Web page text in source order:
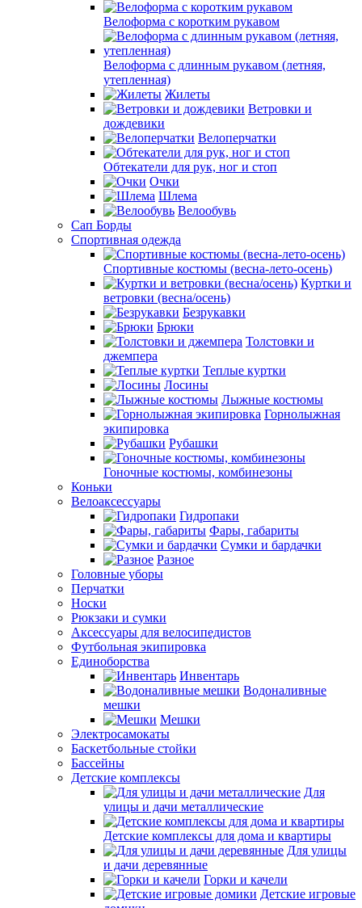
Велоформа с коротким рукавом
Велоформа с длинным рукавом (летняя,
утепленная)
Жилеты
Ветровки и
дождевики
Велоперчатки
Обтекатели для рук, ног и стоп
Очки
Шлема
Велообувь
Сап Борды
Спортивная одежда
Спортивные костюмы (весна-лето-осень)
Куртки и
ветровки (весна/осень)
Безрукавки
Брюки
Толстовки и
джемпера
Теплые куртки
Лосины
Лыжные костюмы
Горнолыжная
экипировка
Рубашки
Гоночные костюмы, комбинезоны
Коньки
Велоаксессуары
Гидропаки
Фары, габариты
Сумки и бардачки
Разное
Головные уборы
Перчатки
Носки
Рюкзаки и сумки
Аксессуары для велосипедистов
Футбольная экипировка
Единоборства
Инвентарь
Водоналивные
мешки
Мешки
Электросамокаты
Баскетбольные стойки
Бассейны
Детские комплексы
Для
улицы и дачи металлические
Детские комплексы для дома и квартиры
Для улицы
и дачи деревянные
Горки и качели
Детские игровые